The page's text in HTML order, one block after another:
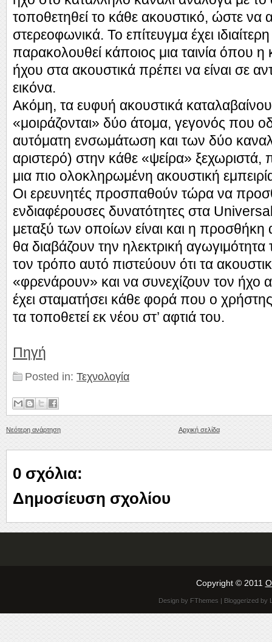
τοποθετηθεί το κάθε ακουστικό, ώστε να
στερεοφωνικά. Το επίτευγμα έχει
παρακολουθεί κάποιος μια ταινία όπου
ήχου στα ακουστικά πρέπει να είναι σε
εικόνα.
Ακόμη, τα ευφυή ακουστικά
«μοιράζονται» δύο άτομα, γεγονός που
αυτόματη ενσωμάτωση και των δύο
αριστερό) στην κάθε «ψείρα» ξεχωριστά,
μια πιο ολοκληρωμένη ακουστική
Οι ερευνητές προσπαθούν τώρα να
ενδιαφέρουσες δυνατότητες στα
μεταξύ των οποίων είναι και η
θα διαβάζουν την ηλεκτρική
τον τρόπο αυτό πιστεύουν ότι τα
«φρενάρουν» και να συνεχίζουν τον ήχο
έχει σταματήσει κάθε φορά που ο
τα τοποθετεί εκ νέου στ’ αφτιά του.
Πηγή
Posted in: Τεχνολογία
Νεότερη ανάρτηση Αρχική σελίδα
0 σχόλια:
Δημοσίευση σχολίου
Copyright © 2011
Design by FThemes | Bloggerized by